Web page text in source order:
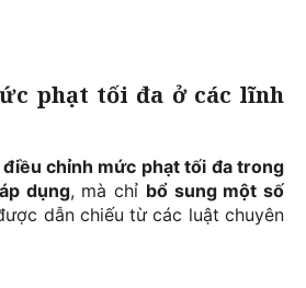
phạt tối đa ở các lĩnh
chỉnh mức phạt tối đa trong
dụng, mà chỉ bổ sung một số
dẫn chiếu từ các luật chuyên